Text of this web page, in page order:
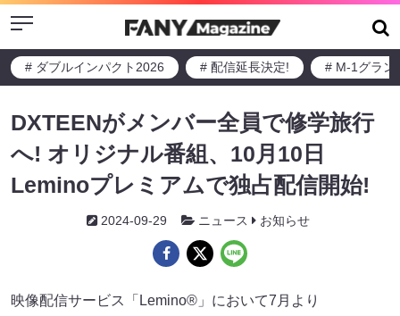
Menu
# ダブルインパクト2026 # 配信延長決定! # M-1グラン
DXTEENがメンバー全員で修学旅行
へ! オリジナル番組、10月10日
Leminoプレミアムで独占配信開始!
2024-09-29 ニュース お知らせ
映像配信サービス「Lemino®」において7月より